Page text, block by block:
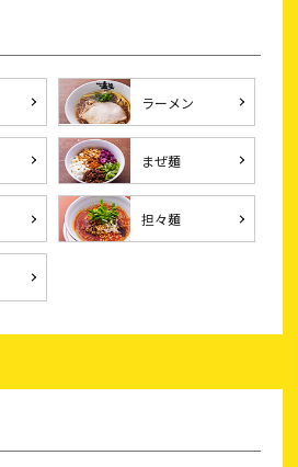
ラーメン
まぜ麺
担々麺